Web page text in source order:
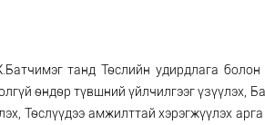
танд Төслийн удирдлага
өндөр түвшний үйлчилгээг үзүүлэх,
Төслүүдээ амжилттай хэрэгжүүлэх